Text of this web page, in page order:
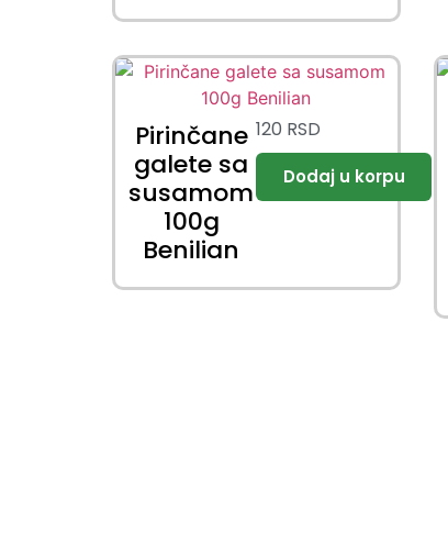
Pirinčane
galete sa
susamom
100g
Benilian
120 RSD